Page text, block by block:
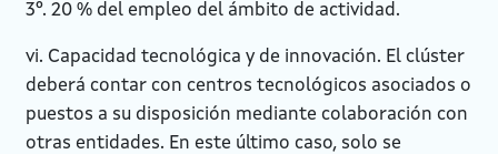
3º. 20 % del empleo del ámbito de actividad.
vi. Capacidad tecnológica y de innovación. El clúster
deberá contar con centros tecnológicos asociados o
puestos a su disposición mediante colaboración con
otras entidades. En este último caso, solo se